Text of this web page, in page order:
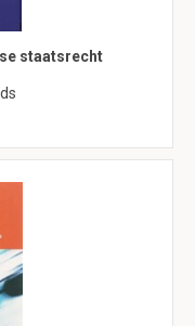
staatsrecht